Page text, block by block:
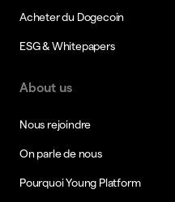
Acheter du Dogecoin
ESG & Whitepapers
About us
Nous rejoindre
On parle de nous
Pourquoi Young Platform